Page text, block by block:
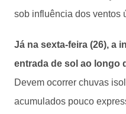
sob influência dos ventos
Já na sexta-feira (26), a
entrada de sol ao longo
Devem ocorrer chuvas
acumulados pouco